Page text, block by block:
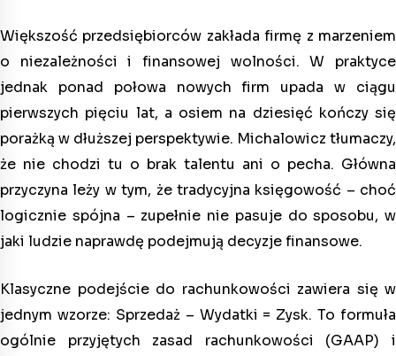
Większość przedsiębiorców zakłada firmę z marzeniem
o niezależności i finansowej wolności. W praktyce
jednak ponad połowa nowych firm upada w ciągu
pierwszych pięciu lat, a osiem na dziesięć kończy się
porażką w dłuższej perspektywie. Michalowicz tłumaczy,
że nie chodzi tu o brak talentu ani o pecha. Główna
przyczyna leży w tym, że tradycyjna księgowość – choć
logicznie spójna – zupełnie nie pasuje do sposobu, w
jaki ludzie naprawdę podejmują decyzje finansowe.
Klasyczne podejście do rachunkowości zawiera się w
jednym wzorze: Sprzedaż – Wydatki = Zysk. To formuła
ogólnie przyjętych zasad rachunkowości (GAAP) i